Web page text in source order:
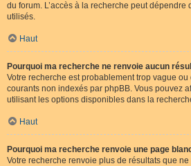
du forum. L’accès à la recherche peut dépendre
utilisés.
Haut
Pourquoi ma recherche ne renvoie aucun
Votre recherche est probablement trop vague
courants non indexés par phpBB. Vous pouvez
utilisant les options disponibles dans la
Haut
Pourquoi ma recherche renvoie une page
Votre recherche renvoie plus de résultats que